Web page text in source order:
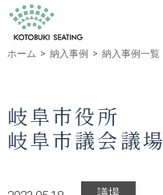
ホーム > 納入事例 > 納入事例一覧
岐阜市役所
岐阜市議会議場